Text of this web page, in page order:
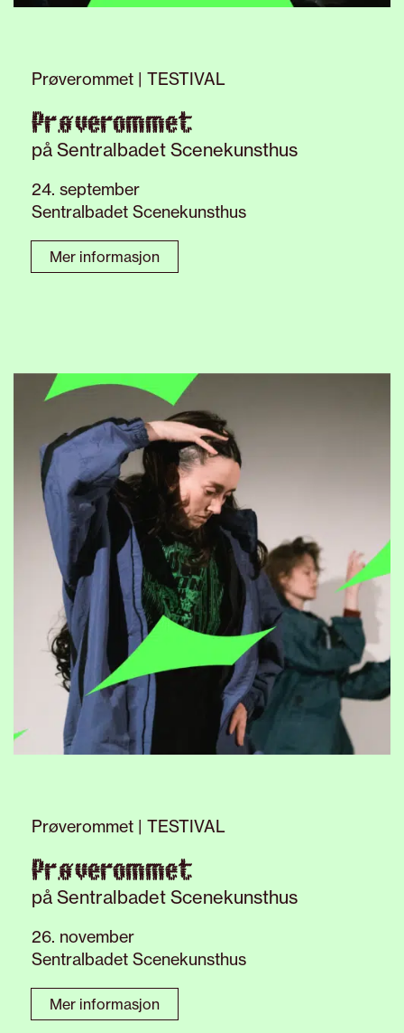
Prøverommet | TESTIVAL
Prøverommet
på Sentralbadet Scenekunsthus
24. september
Sentralbadet Scenekunsthus
Mer informasjon
Prøverommet | TESTIVAL
Prøverommet
på Sentralbadet Scenekunsthus
26. november
Sentralbadet Scenekunsthus
Mer informasjon